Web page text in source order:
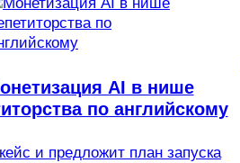
AI в нише
по английскому
и предложит план запуска